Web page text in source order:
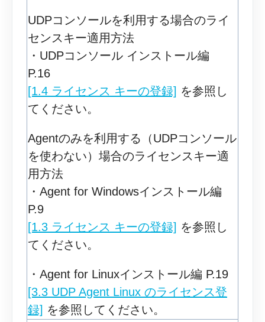
UDPコンソールを利用する場合のライ
センスキー適用方法
・UDPコンソール インストール編
P.16
[1.4 ライセンス キーの登録] を参照し
てください。
Agentのみを利用する（UDPコンソール
を使わない）場合のライセンスキー適
用方法
・Agent for Windowsインストール編
P.9
[1.3 ライセンス キーの登録] を参照し
てください。
・Agent for Linuxインストール編 P.19
[3.3 UDP Agent Linux のライセンス登
録] を参照してください。